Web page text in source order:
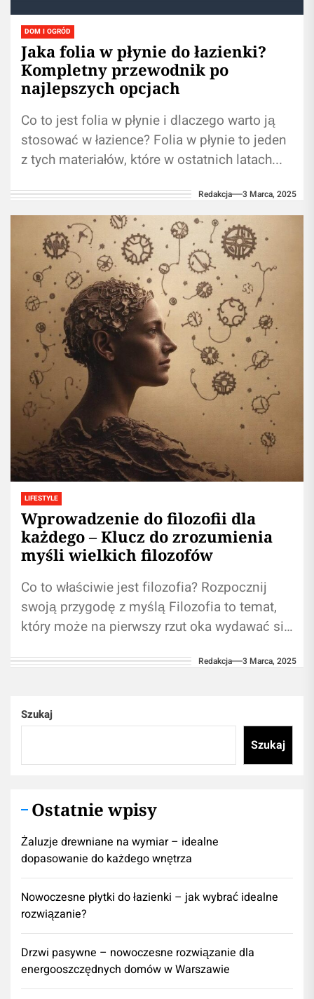
DOM I OGRÓD
Jaka folia w płynie do łazienki?
Kompletny przewodnik po
najlepszych opcjach
Co to jest folia w płynie i dlaczego warto ją
stosować w łazience? Folia w płynie to jeden
z tych materiałów, które w ostatnich latach...
Redakcja 3 Marca, 2025
LIFESTYLE
Wprowadzenie do filozofii dla
każdego – Klucz do zrozumienia
myśli wielkich filozofów
Co to właściwie jest filozofia? Rozpocznij
swoją przygodę z myślą Filozofia to temat,
który może na pierwszy rzut oka wydawać się
Redakcja 3 Marca, 2025
Szukaj
Szukaj
Ostatnie wpisy
Żaluzje drewniane na wymiar – idealne
dopasowanie do każdego wnętrza
Nowoczesne płytki do łazienki – jak wybrać idealne
rozwiązanie?
Drzwi pasywne – nowoczesne rozwiązanie dla
energooszczędnych domów w Warszawie